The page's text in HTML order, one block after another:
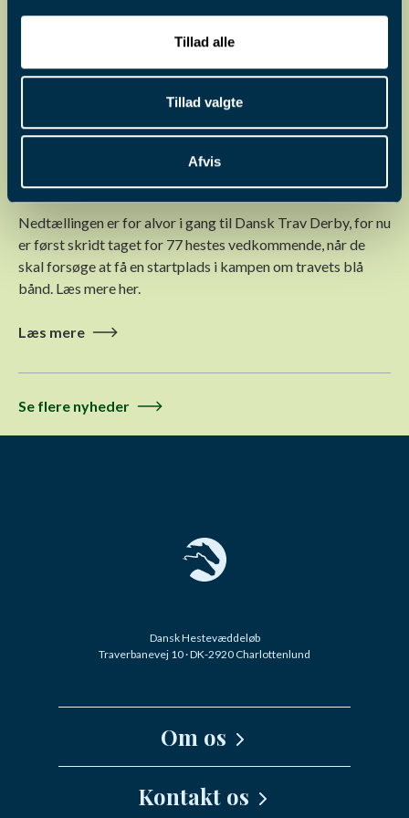
Tillad alle
Tillad valgte
Afvis
Pointberegning til Dansk Trav
Derby 2026
Nedtællingen er for alvor i gang til Dansk Trav Derby, for nu
er først skridt taget for 77 hestes vedkommende, når de
skal forsøge at få en startplads i kampen om travets blå
bånd. Læs mere her.
Læs mere
Se flere nyheder
Dansk Hestevæddeløb
Traverbanevej 10 · DK-2920 Charlottenlund
Om os
Kontakt os